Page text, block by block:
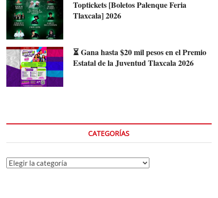
Toptickets [Boletos Palenque Feria
Tlaxcala] 2026
⏳ Gana hasta $20 mil pesos en el Premio
Estatal de la Juventud Tlaxcala 2026
CATEGORÍAS
Categorías